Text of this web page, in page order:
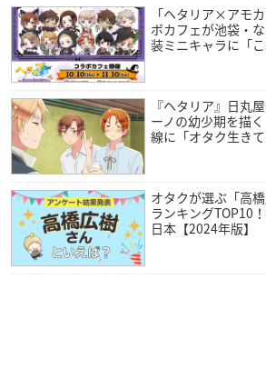
＜入場方法＞
混雑緩和のため、シャッフル抽選入場を
【シャッフル抽選入場対象日】
2024年11月1日（金）
※対象日以外も入場人数を制限する場合が
【整理券配布時間】
11:00〜11:10
※配布時間前に他の施設などでお待ちい
ださい。
※先着順の入場ではございません。シャ
券配布時間に関係なく入場時間が決定い
「ヘタリア×アモ
ボカフェが池袋・
装ミニキャラに「こ
『ヘタリア』日丸
ーノの幼少期を描
線に「オタク生きて
オタクが選ぶ「高
ランキングTOP10
日本【2024年版】